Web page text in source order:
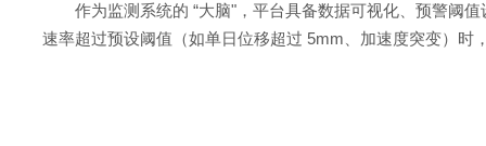
作为监测系统的 “大脑"，平台具备数据可视化、预警阈
速率超过预设阈值（如单日位移超过 5mm、加速度突变）